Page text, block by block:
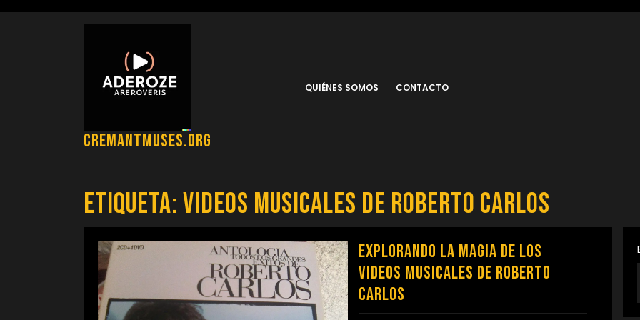
cremantmuses.org
QUIÉNES SOMOS CONTACTO
Etiqueta:videos musicales de roberto carlos
Explorando la Magia de los
Videos Musicales de Roberto
Carlos